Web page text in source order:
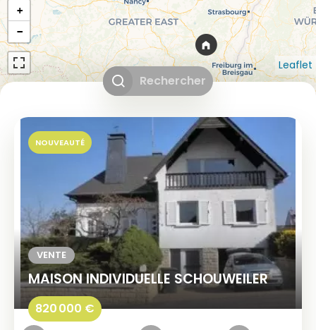
Rechercher
+
−
Leaflet
VENTE
MAISON INDIVIDUELLE SCHOUWEILER
820 000 €
NOUVEAUTÉ